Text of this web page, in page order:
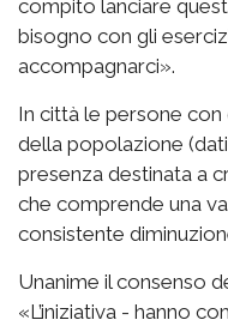
compito lanciare
bisogno con gli
accompagnarci».
In città le persone con
della popolazione
presenza destinata a
che comprende una
consistente
Unanime il consenso
«L’iniziativa - hanno